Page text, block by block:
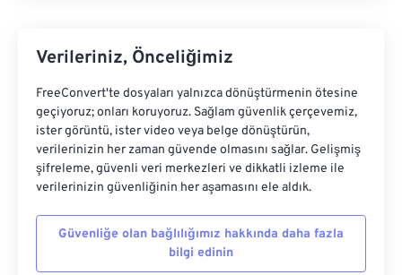
Verileriniz, Önceliğimiz
FreeConvert'te dosyaları yalnızca dönüştürmenin ötesine
geçiyoruz; onları koruyoruz. Sağlam güvenlik çerçevemiz,
ister görüntü, ister video veya belge dönüştürün,
verilerinizin her zaman güvende olmasını sağlar. Gelişmiş
şifreleme, güvenli veri merkezleri ve dikkatli izleme ile
verilerinizin güvenliğinin her aşamasını ele aldık.
Güvenliğe olan bağlılığımız hakkında daha fazla
bilgi edinin